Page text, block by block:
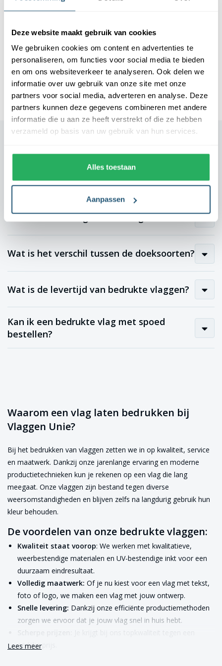
Deze website maakt gebruik van cookies
We gebruiken cookies om content en advertenties te
personaliseren, om functies voor social media te bieden
en om ons websiteverkeer te analyseren. Ook delen we
informatie over uw gebruik van onze site met onze
partners voor social media, adverteren en analyse. Deze
partners kunnen deze gegevens combineren met andere
informatie die u aan ze heeft verstrekt of die ze hebben
verzameld op basis van uw gebruik van hun services.
Alles toestaan
Aanpassen
Geslaagd vlag uithangen? Alles over deze
traditie
07 May 2026
Veelgestelde vragen
Wat is de levensduur van een bedrukte
vlag?
Welk formaat vlag heb ik nodig?
Wat is het verschil tussen de doeksoorten?
Wat is de levertijd van bedrukte vlaggen?
Kan ik een bedrukte vlag met spoed
bestellen?
Waarom een vlag laten bedrukken bij
Vlaggen Unie?
Bij het bedrukken van vlaggen zetten we in op kwaliteit, service
en maatwerk. Dankzij onze jarenlange ervaring en moderne
productietechnieken kun je rekenen op een vlag die lang
meegaat. Onze vlaggen zijn bestand tegen diverse
weersomstandigheden en blijven zelfs na langdurig gebruik hun
kleur behouden.
De voordelen van onze bedrukte vlaggen:
Kwaliteit staat voorop: We werken met kwalitatieve,
weerbestendige materialen en UV-bestendige inkt voor een
duurzaam eindresultaat.
Volledig maatwerk: Of je nu kiest voor een vlag met tekst,
foto of logo, we maken een vlag met jouw ontwerp.
Snelle levering: Dankzij onze efficiënte productiemethoden
zorgen we ervoor dat je jouw vlag snel in huis hebt.
Scherpe prijzen:
Je krijgt bij ons topkwaliteit tegen een
eerlijke prijs.
Lees meer